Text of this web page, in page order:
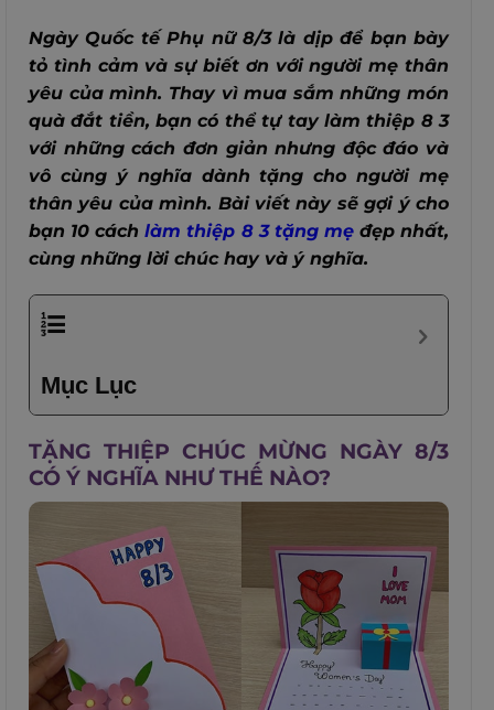
Ngày Quốc tế Phụ nữ 8/3 là dịp để bạn bày
tỏ tình cảm và sự biết ơn với người mẹ thân
yêu của mình. Thay vì mua sắm những món
quà đắt tiền, bạn có thể tự tay làm thiệp 8 3
với những cách đơn giản nhưng độc đáo và
vô cùng ý nghĩa dành tặng cho người mẹ
thân yêu của mình. Bài viết này sẽ gợi ý cho
bạn 10 cáchlàm thiệp 8 3 tặng mẹđẹp nhất,
cùng những lời chúc hay và ý nghĩa.
Mục Lục
TẶNG THIỆP CHÚC MỪNG NGÀY 8/3
CÓ Ý NGHĨA NHƯ THẾ NÀO?